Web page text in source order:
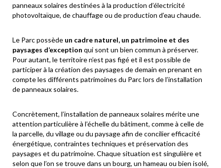
panneaux solaires destinées à la production d’électricité
photovoltaïque, de chauffage ou de production d’eau chaude.
Le Parc possède un cadre naturel, un patrimoine et des
paysages d’exception qui sont un bien commun à préserver.
Pour autant, le territoire n’est pas figé et il est possible de
participer à la création des paysages de demain en prenant en
compte les différents patrimoines du Parc lors de l’installation
de panneaux solaires.
Concrètement, l’installation de panneaux solaires mérite une
attention particulière à l’échelle du bâtiment, comme à celle de
la parcelle, du village ou du paysage afin de concilier efficacité
énergétique, contraintes techniques et préservation des
paysages et du patrimoine. Chaque situation est singulière et
selon que l’on se trouve dans un bourg, un hameau ou bien isolé,